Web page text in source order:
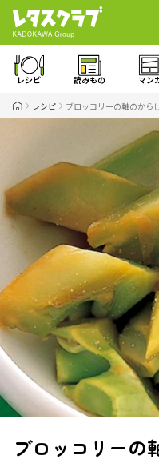
レシピ 読みもの マン
レシピ ブロッコリーの軸のから
ブロッコリーの